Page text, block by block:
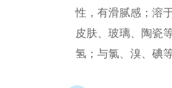
性，有滑腻感；溶
皮肤、玻璃、陶瓷
氢；与氯、溴、碘